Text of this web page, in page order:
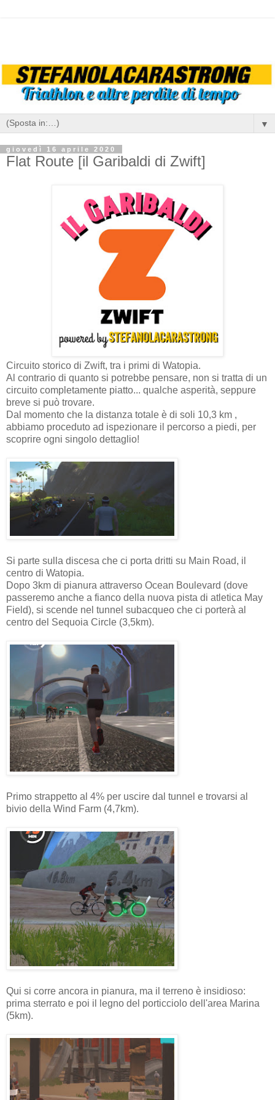
▼
giovedì 16 aprile 2020
Flat Route [il Garibaldi di Zwift]
Circuito storico di Zwift, tra i primi di Watopia.
Al contrario di quanto si potrebbe pensare, non si tratta di un
circuito completamente piatto... qualche asperità, seppure
breve si può trovare.
Dal momento che la distanza totale è di soli 10,3 km ,
abbiamo proceduto ad ispezionare il percorso a piedi, per
scoprire ogni singolo dettaglio!
Si parte sulla discesa che ci porta dritti su Main Road, il
centro di Watopia.
Dopo 3km di pianura attraverso Ocean Boulevard (dove
passeremo anche a fianco della nuova pista di atletica May
Field), si scende nel tunnel subacqueo che ci porterà al
centro del Sequoia Circle (3,5km).
Primo strappetto al 4% per uscire dal tunnel e trovarsi al
bivio della Wind Farm (4,7km).
Qui si corre ancora in pianura, ma il terreno è insidioso:
prima sterrato e poi il legno del porticciolo dell'area Marina
(5km).